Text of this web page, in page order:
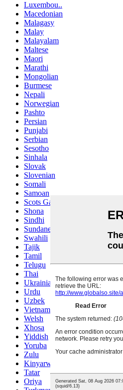
Luxembou..
Macedonian
Malagasy
Malay
Malayalam
Maltese
Maori
Marathi
Mongolian
Burmese
Nepali
Norwegian
Pashto
Persian
Punjabi
Serbian
Sesotho
Sinhala
Slovak
Slovenian
Somali
Samoan
Scots Gaelic
Shona
Sindhi
Sundanese
Swahili
Tajik
Tamil
Telugu
Thai
Ukrainian
Urdu
Uzbek
Vietnamese
Welsh
Xhosa
Yiddish
Yoruba
Zulu
Kinyarwanda
Tatar
Oriya